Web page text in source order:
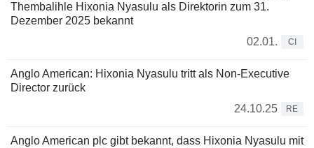
Thembalihle Hixonia Nyasulu als Direktorin zum 31.
Dezember 2025 bekannt
02.01.
CI
Anglo American: Hixonia Nyasulu tritt als Non-Executive
Director zurück
24.10.25
RE
Anglo American plc gibt bekannt, dass Hixonia Nyasulu mit